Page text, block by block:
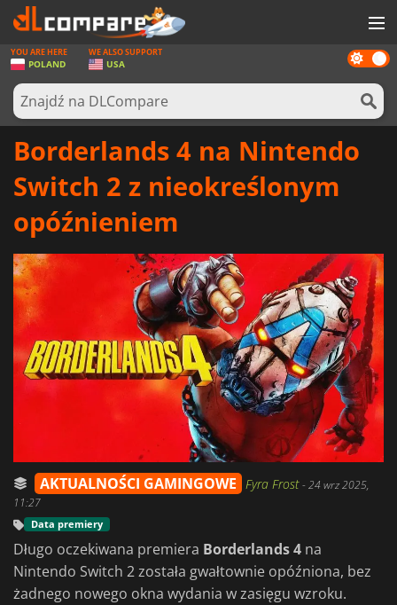
GRY
KARTY DO GIER
OPROGRAMOWANIE
AKTUALNOŚCI
ZALOGUJ SIĘ LUB ZAREJESTRUJ
Dark
mode
YOU ARE HERE
POLAND
WE ALSO SUPPORT
USA
Borderlands 4 na Nintendo
Switch 2 z nieokreślonym
opóźnieniem
AKTUALNOŚCI GAMINGOWE Fyra Frost-24 wrz 2025,
11:27
Data premiery
Długo oczekiwana premiera Borderlands 4 na
Nintendo Switch 2 została gwałtownie opóźniona, bez
żadnego nowego okna wydania w zasięgu wzroku.